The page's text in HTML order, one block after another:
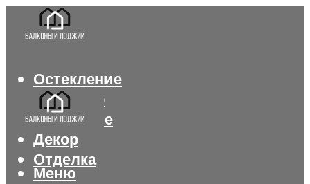
Остекление
Интерьер
Утепление
Декор
Отделка
Меню